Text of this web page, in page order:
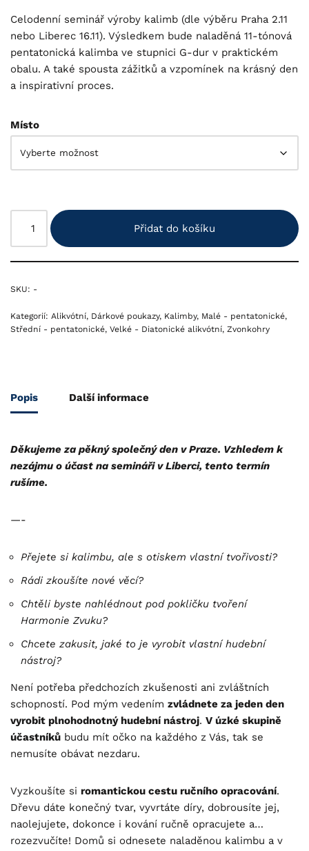
Celodenní seminář výroby kalimb (dle výběru Praha 2.11
nebo Liberec 16.11). Výsledkem bude naladěná 11-tónová
pentatonická kalimba ve stupnici G-dur v praktickém
obalu. A také spousta zážitků a vzpomínek na krásný den
a inspirativní proces.
Místo
Přidat do košíku
SKU: -
Kategorií: Alikvótní, Dárkové poukazy, Kalimby, Malé - pentatonické,
Střední - pentatonické, Velké - Diatonické alikvótní, Zvonkohry
Popis Další informace
Děkujeme za pěkný společný den v Praze. Vzhledem k
nezájmu o účast na semináři v Liberci, tento termín
rušíme.
—-
Přejete si kalimbu, ale s otiskem vlastní tvořivosti?
Rádi zkoušíte nové věcí?
Chtěli byste nahlédnout pod pokličku tvoření
Harmonie Zvuku?
Chcete zakusit, jaké to je vyrobit vlastní hudební
nástroj?
Není potřeba předchozích zkušenosti ani zvláštních
schopností. Pod mým vedením zvládnete za jeden den
vyrobit plnohodnotný hudební nástroj. V úzké skupině
účastníků budu mít očko na každého z Vás, tak se
nemusíte obávat nezdaru.
Vyzkoušíte si romantickou cestu ručního opracování.
Dřevu dáte konečný tvar, vyvrtáte díry, dobrousíte jej,
naolejujete, dokonce i kování ručně opracujete a…
rozezvučíte! Domů si odnesete naladěnou kalimbu a v